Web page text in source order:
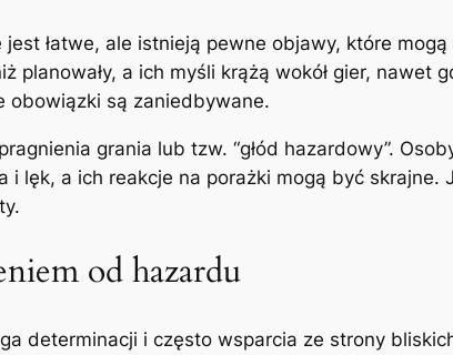
łatwe, ale istnieją pewne objawy, które
planowały, a ich myśli krążą wokół gier, nawet
obowiązki są zaniedbywane.
grania lub tzw. “głód hazardowy”.
i lęk, a ich reakcje na porażki mogą być
od hazardu
determinacji i często wsparcia ze strony